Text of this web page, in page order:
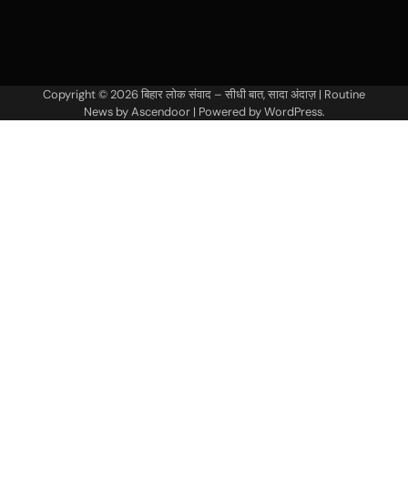
Copyright © 2026बिहार लोक संवाद – सीधी बात, सादा अंदाज़| Routine
News byAscendoor| Powered byWordPress.